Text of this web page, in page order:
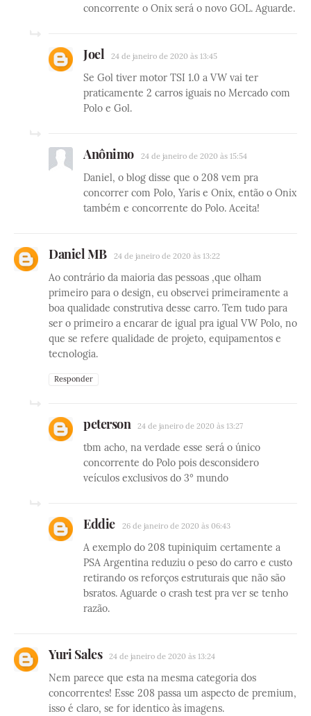
concorrente o Onix será o novo GOL. Aguarde.
Joel 24 de janeiro de 2020 às 13:45
Se Gol tiver motor TSI 1.0 a VW vai ter
praticamente 2 carros iguais no Mercado com
Polo e Gol.
Anônimo 24 de janeiro de 2020 às 15:54
Daniel, o blog disse que o 208 vem pra
concorrer com Polo, Yaris e Onix, então o Onix
também e concorrente do Polo. Aceita!
Daniel MB 24 de janeiro de 2020 às 13:22
Ao contrário da maioria das pessoas ,que olham
primeiro para o design, eu observei primeiramente a
boa qualidade construtiva desse carro. Tem tudo para
ser o primeiro a encarar de igual pra igual VW Polo, no
que se refere qualidade de projeto, equipamentos e
tecnologia.
Responder
peterson 24 de janeiro de 2020 às 13:27
tbm acho, na verdade esse será o único
concorrente do Polo pois desconsidero
veículos exclusivos do 3° mundo
Eddie 26 de janeiro de 2020 às 06:43
A exemplo do 208 tupiniquim certamente a
PSA Argentina reduziu o peso do carro e custo
retirando os reforços estruturais que não são
bsratos. Aguarde o crash test pra ver se tenho
razão.
Yuri Sales 24 de janeiro de 2020 às 13:24
Nem parece que esta na mesma categoria dos
concorrentes! Esse 208 passa um aspecto de premium,
isso é claro, se for identico às imagens.